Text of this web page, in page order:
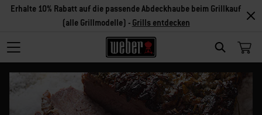
SEARCH
Erhalte 10% Rabatt auf die passende Abdeckhaube beim Grillkauf
(alle Grillmodelle) - Grills entdecken